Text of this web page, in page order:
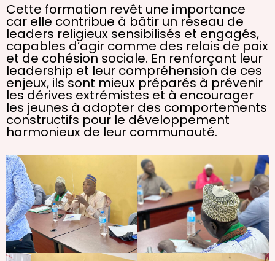
Cette formation revêt une importance
car elle contribue à bâtir un réseau de
leaders religieux sensibilisés et engagés,
capables d’agir comme des relais de paix
et de cohésion sociale. En renforçant leur
leadership et leur compréhension de ces
enjeux, ils sont mieux préparés à prévenir
les dérives extrémistes et à encourager
les jeunes à adopter des comportements
constructifs pour le développement
harmonieux de leur communauté.